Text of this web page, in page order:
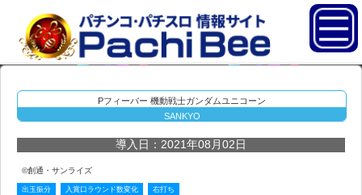
Pフィーバー 機動戦士ガンダムユニコーン
SANKYO
導入日：2021年08月02日
©創通・サンライズ
出玉振分 入賞口ラウンド数変化 右打ち